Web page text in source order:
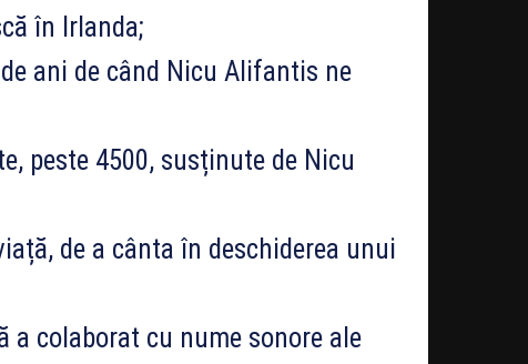
în Irlanda;
ani de când Nicu Alifantis ne
peste 4500, susținute de Nicu
de a cânta în deschiderea unui
a colaborat cu nume sonore ale